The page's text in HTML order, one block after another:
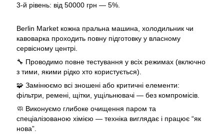
3-й рівень: від 50000 грн — 5%.
Berlin Market кожна пральна машина, холодильник чи
кавоварка проходить повну підготовку у власному
сервісному центрі.
🔧 Проводимо повне тестування у всіх режимах (включно
з тими, якими рідко хто користується).
🧩 Замінюємо всі зношені або критичні елементи:
фільтри, ремені, щітки, ущільнювачі — без компромісів.
🧼 Виконуємо глибоке очищення паром та
спеціалізованою хімією — техніка виглядає і працює “як
нова”.